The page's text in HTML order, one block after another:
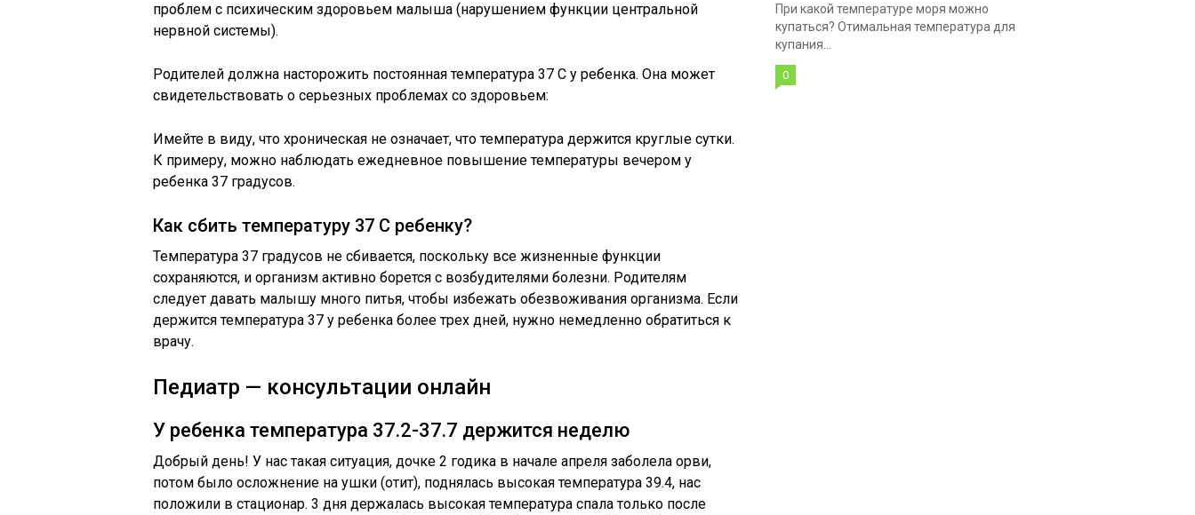
проблем с психическим здоровьем малыша (нарушением функции центральной
нервной системы).
Родителей должна насторожить постоянная температура 37 С у ребенка. Она может
свидетельствовать о серьезных проблемах со здоровьем:
Имейте в виду, что хроническая не означает, что температура держится круглые сутки.
К примеру, можно наблюдать ежедневное повышение температуры вечером у
ребенка 37 градусов.
Как сбить температуру 37 С ребенку?
Температура 37 градусов не сбивается, поскольку все жизненные функции
сохраняются, и организм активно борется с возбудителями болезни. Родителям
следует давать малышу много питья, чтобы избежать обезвоживания организма. Если
держится температура 37 у ребенка более трех дней, нужно немедленно обратиться к
врачу.
Педиатр — консультации онлайн
У ребенка температура 37.2-37.7 держится неделю
Добрый день! У нас такая ситуация, дочке 2 годика в начале апреля заболела орви,
потом было осложнение на ушки (отит), поднялась высокая температура 39.4, нас
положили в стационар. 3 дня держалась высокая температура спала только после
При какой температуре моря можно
купаться? Отимальная температура для
купания...
0